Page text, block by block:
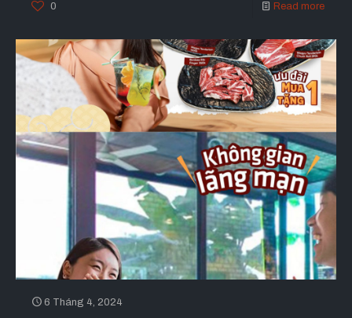
0 Read more
6 Tháng 4, 2024